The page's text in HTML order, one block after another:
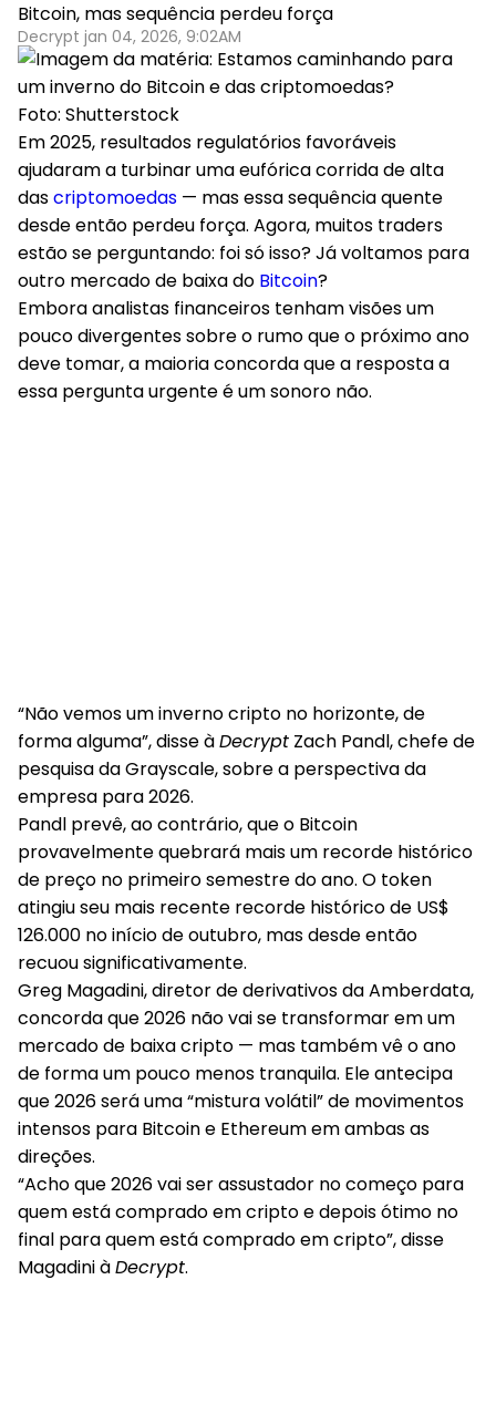
Bitcoin, mas sequência perdeu força
Decrypt jan 04, 2026, 9:02AM
Foto: Shutterstock
Em 2025, resultados regulatórios favoráveis
ajudaram a turbinar uma eufórica corrida de alta
dascriptomoedas — mas essa sequência quente
desde então perdeu força. Agora, muitos traders
estão se perguntando: foi só isso? Já voltamos para
outro mercado de baixa do Bitcoin?
Embora analistas financeiros tenham visões um
pouco divergentes sobre o rumo que o próximo ano
deve tomar, a maioria concorda que a resposta a
essa pergunta urgente é um sonoro não.
“Não vemos um inverno cripto no horizonte, de
forma alguma”, disse àDecrypt Zach Pandl, chefe de
pesquisa da Grayscale, sobre a perspectiva da
empresa para 2026.
Pandl prevê, ao contrário, que o Bitcoin
provavelmente quebrará mais um recorde histórico
de preço no primeiro semestre do ano. O token
atingiu seu mais recente recorde histórico de US$
126.000 no início de outubro, mas desde então
recuou significativamente.
Greg Magadini, diretor de derivativos da Amberdata,
concorda que 2026 não vai se transformar em um
mercado de baixa cripto — mas também vê o ano
de forma um pouco menos tranquila. Ele antecipa
que 2026 será uma “mistura volátil” de movimentos
intensos para Bitcoin e Ethereum em ambas as
direções.
“Acho que 2026 vai ser assustador no começo para
quem está comprado em cripto e depois ótimo no
final para quem está comprado em cripto”, disse
Magadini àDecrypt.